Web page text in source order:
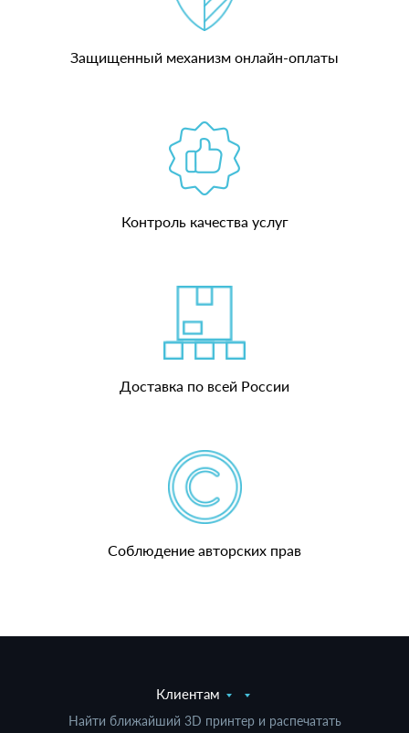
Защищенный механизм онлайн-оплаты
Контроль качества услуг
Доставка по всей России
Соблюдение авторских прав
Клиентам
Найти ближайший 3D принтер и распечатать